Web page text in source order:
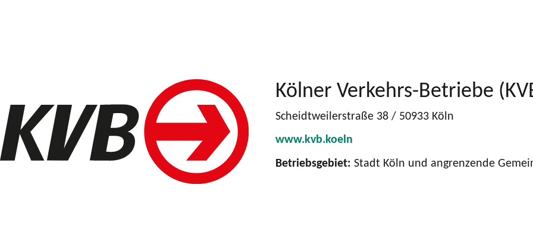
Kölner Verkehrs-Betriebe
Scheidtweilerstraße 38 / 50933 Köln
www.kvb.koeln
Betriebsgebiet: Stadt Köln und angrenzende